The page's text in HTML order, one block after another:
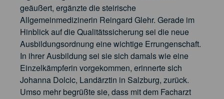
geäußert, ergänzte die steirische
Allgemeinmedizinerin Reingard Glehr. Gerade im
Hinblick auf die Qualitätssicherung sei die neue
Ausbildungsordnung eine wichtige Errungenschaft.
In ihrer Ausbildung sei sie sich damals wie eine
Einzelkämpferin vorgekommen, erinnerte sich
Johanna Dolcic, Landärztin in Salzburg, zurück.
Umso mehr begrüßte sie, dass mit dem Facharzt